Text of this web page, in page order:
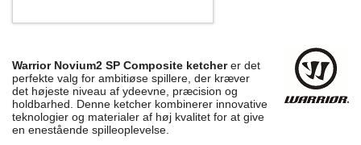
Warrior Novium2 SP Composite ketcherer det
perfekte valg for ambitiøse spillere, der kræver
det højeste niveau af ydeevne, præcision og
holdbarhed. Denne ketcher kombinerer innovative
teknologier og materialer af høj kvalitet for at give
en enestående spilleoplevelse.